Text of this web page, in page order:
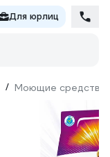
Для юрлиц
/ Моющие средства